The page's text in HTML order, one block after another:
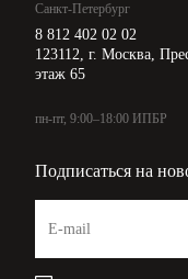
Санкт-Петербург
8 812 402 02 02
123112, г. Москва,
этаж 65
пн-пт, 9:00–18:00 ИПБР
Подписаться на